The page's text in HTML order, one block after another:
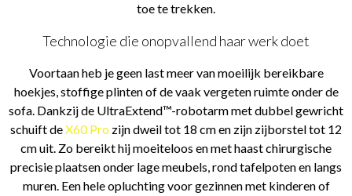
toe te trekken.
Technologie die onopvallend haar werk doet
Voortaan heb je geen last meer van moeilijk bereikbare
hoekjes, stoffige plinten of de vaak vergeten ruimte onder de
sofa. Dankzij de UltraExtend™-robotarm met dubbel gewricht
schuift deX60 Pro zijn dweil tot 18 cm en zijn zijborstel tot 12
cm uit. Zo bereikt hij moeiteloos en met haast chirurgische
precisie plaatsen onder lage meubels, rond tafelpoten en langs
muren. Een hele opluchting voor gezinnen met kinderen of